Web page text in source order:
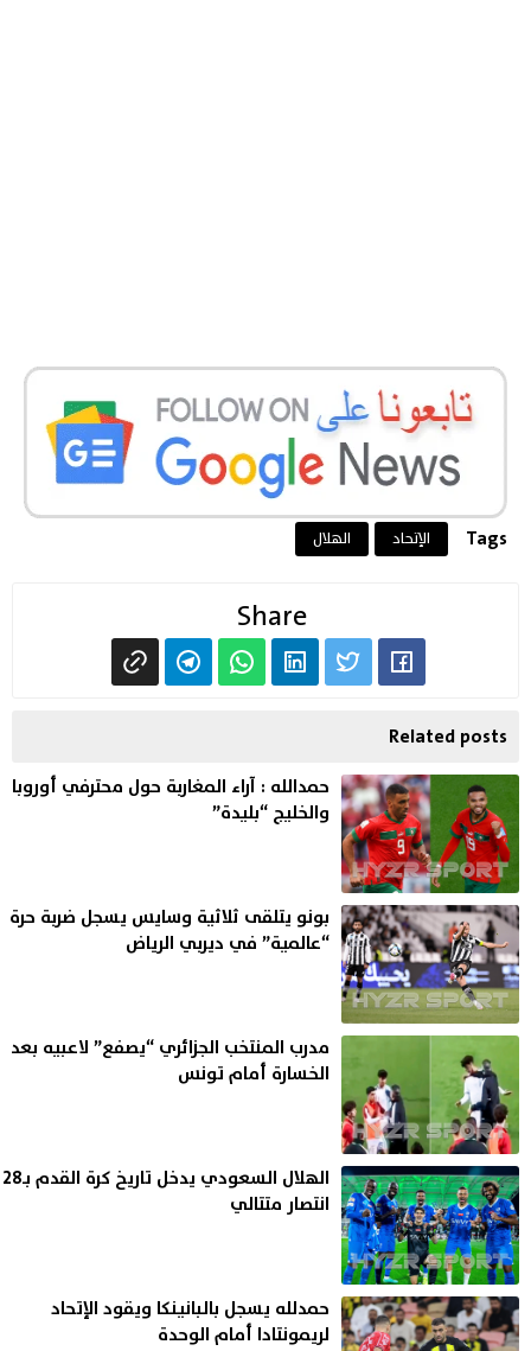
Tags الإتحاد الهلال
Share
Related posts
حمدالله : آراء المغاربة حول محترفي أوروبا
والخليج “بليدة”
بونو يتلقى ثلاثية وسايس يسجل ضربة حرة
“عالمية” في ديربي الرياض
مدرب المنتخب الجزائري “يصفع” لاعبيه بعد
الخسارة أمام تونس
الهلال السعودي يدخل تاريخ كرة القدم بـ28
انتصار متتالي
حمدلله يسجل بالبانينكا ويقود الإتحاد
لريمونتادا أمام الوحدة